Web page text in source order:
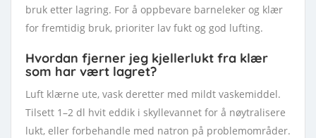
bruk etter lagring. For å oppbevare barneleker og klær
for fremtidig bruk, prioriter lav fukt og god lufting.
Hvordan fjerner jeg kjellerlukt fra klær
som har vært lagret?
Luft klærne ute, vask deretter med mildt vaskemiddel.
Tilsett 1–2 dl hvit eddik i skyllevannet for å nøytralisere
lukt, eller forbehandle med natron på problemområder.